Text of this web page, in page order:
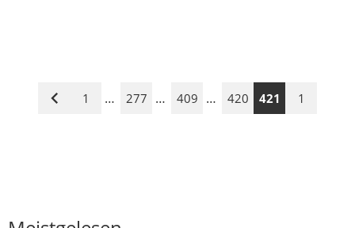
Vorige
1 … 277 … 409 … 420 421 1